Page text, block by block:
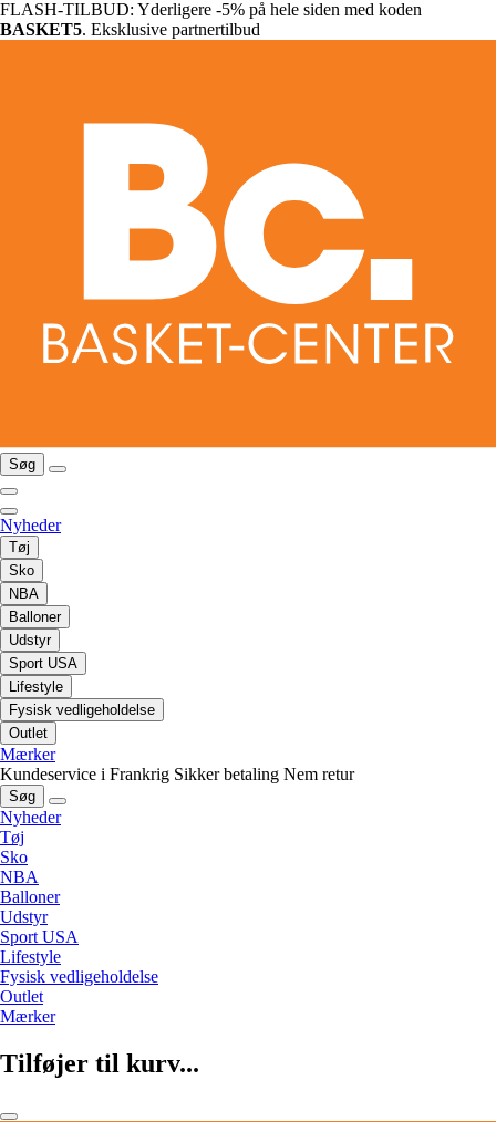
FLASH-TILBUD: Yderligere -5% på hele siden med koden
BASKET5. Eksklusive partnertilbud
Søg
Nyheder
Tøj
Sko
NBA
Balloner
Udstyr
Sport USA
Lifestyle
Fysisk vedligeholdelse
Outlet
Mærker
Kundeservice i Frankrig Sikker betaling Nem retur
Søg
Nyheder
Tøj
Sko
NBA
Balloner
Udstyr
Sport USA
Lifestyle
Fysisk vedligeholdelse
Outlet
Mærker
Tilføjer til kurv...